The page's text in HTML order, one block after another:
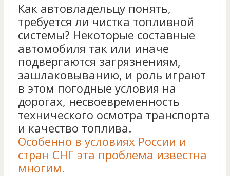
Как автовладельцу понять,
требуется ли чистка топливной
системы? Некоторые составные
автомобиля так или иначе
подвергаются загрязнениям,
зашлаковыванию, и роль играют
в этом погодные условия на
дорогах, несвоевременность
технического осмотра транспорта
и качество топлива.
Особенно в условиях России и
стран СНГ эта проблема известна
многим.